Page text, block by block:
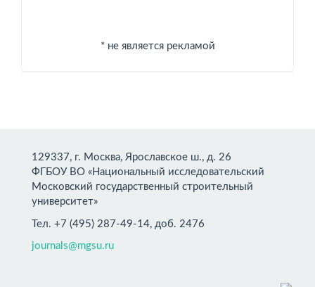
* не является рекламой
129337, г. Москва, Ярославское ш., д. 26
ФГБОУ ВО «Национальный исследовательский
Московский государственный строительный
университет»
Тел. +7 (495) 287-49-14, доб. 2476
journals@mgsu.ru